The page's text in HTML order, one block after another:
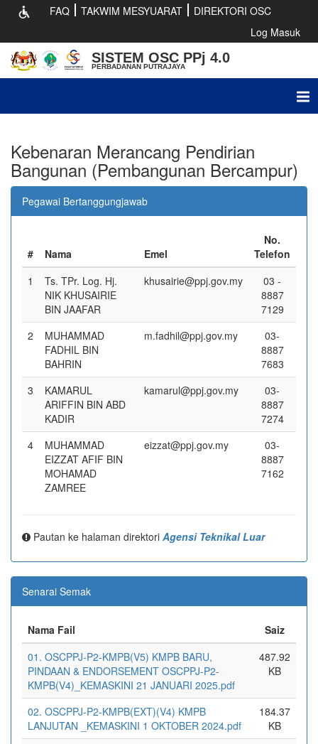
FAQ TAKWIM MESYUARAT
DIREKTORI OSC
Log Masuk
SISTEM OSC PPj 4.0
PERBADANAN PUTRAJAYA
Kebenaran Merancang Pendirian
Bangunan (Pembangunan Bercampur)
Pegawai Bertanggungjawab
# Nama Emel
No.
Telefon
1
Ts. TPr. Log. Hj.
NIK KHUSAIRIE
BIN JAAFAR
khusairie@ppj.gov.my
03 -
8887
7129
2
MUHAMMAD
FADHIL BIN
BAHRIN
m.fadhil@ppj.gov.my
03-
8887
7683
3
KAMARUL
ARIFFIN BIN ABD
KADIR
kamarul@ppj.gov.my
03-
8887
7274
4
MUHAMMAD
EIZZAT AFIF BIN
MOHAMAD
ZAMREE
eizzat@ppj.gov.my
03-
8887
7162
Pautan ke halaman direktori Agensi Teknikal Luar
Senarai Semak
Nama Fail
Saiz
01. OSCPPJ-P2-KMPB(V5) KMPB BARU,
PINDAAN & ENDORSEMENT OSCPPJ-P2-
KMPB(V4)_KEMASKINI 21 JANUARI 2025.pdf
487.92
KB
02. OSCPPJ-P2-KMPB(EXT)(V4) KMPB
LANJUTAN _KEMASKINI 1 OKTOBER 2024.pdf
184.37
KB